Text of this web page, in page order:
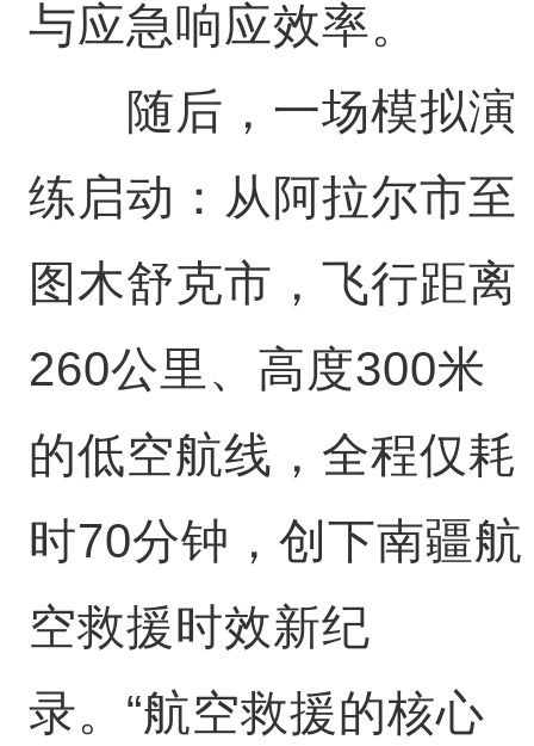
与应急响应效率。
随后，一场模拟演
练启动：从阿拉尔市至
图木舒克市，飞行距离
260公里、高度300米
的低空航线，全程仅耗
时70分钟，创下南疆航
空救援时效新纪
录。“航空救援的核心